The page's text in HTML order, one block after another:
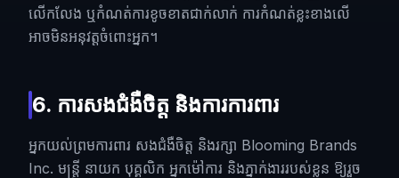
លើកលែង ឬកំណត់ការខូចខាតជាក់លាក់ ការកំណត់ខ្លះខាងលើ
អាចមិនអនុវត្តចំពោះអ្នក។
6. ការសងជំងឺចិត្ត និងការការពារ
អ្នកយល់ព្រមការពារ សងជំងឺចិត្ត និងរក្សា Blooming Brands
Inc. មន្ត្រី នាយក បុគ្គលិក អ្នកម៉ៅការ និងភ្នាក់ងាររបស់ខ្លួន ឱ្យរួច